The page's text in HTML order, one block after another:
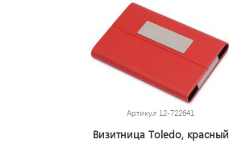
Артикул 12-722641
Визитница Тoledo, красный